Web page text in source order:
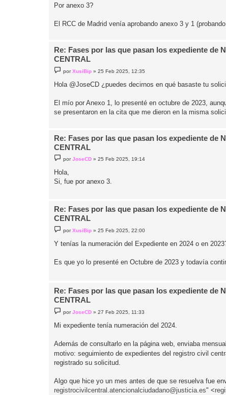
Por anexo 3?
El RCC de Madrid venía aprobando anexo 3 y 1
Re: Fases por las que pasan los expediente de
CENTRAL
e
n
s
e
porXusiBip »25 Feb 2025, 12:35
Hola @JoseCD ¿puedes decirnos en qué basaste tu
El mío por Anexo 1, lo presenté en octubre de 2023,
se presentaron en la cita que me dieron en la misma
Re: Fases por las que pasan los expediente de
CENTRAL
e
n
s
a
porJoseCD »25 Feb 2025, 19:14
Hola,
Si, fue por anexo 3.
Re: Fases por las que pasan los expediente de
CENTRAL
e
s
e
porXusiBip »25 Feb 2025, 22:00
Y tenías la numeración del Expediente en 2024 o en
Es que yo lo presenté en Octubre de 2023 y todavía
Re: Fases por las que pasan los expediente de
CENTRAL
e
s
j
e
porJoseCD »27 Feb 2025, 11:33
Mi expediente tenía numeración del 2024.
Además de consultarlo en la página web, enviaba
motivo: seguimiento de expedientes del registro civil
registrado su solicitud.
Algo que hice yo un mes antes de que se resuelva fue
registrocivilcentral.atencionalciudadano@justicia.es" <